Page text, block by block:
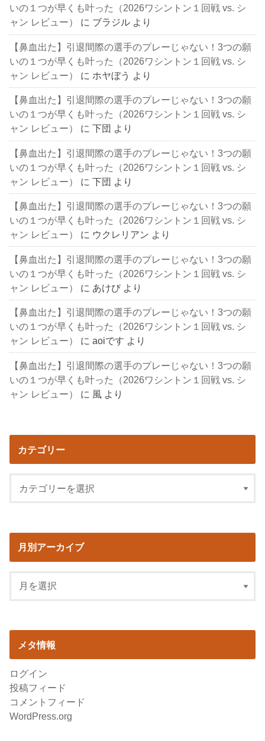
いの１つが早くも叶った（2026ワシントン１回戦 vs. シ
ャン レビュー）
に ブラジル より
【鼻血出た】引退間際の選手のプレーじゃない！3つの願
いの１つが早くも叶った（2026ワシントン１回戦 vs. シ
ャン レビュー）
に ホヤぼう より
【鼻血出た】引退間際の選手のプレーじゃない！3つの願
いの１つが早くも叶った（2026ワシントン１回戦 vs. シ
ャン レビュー）
に下団 より
【鼻血出た】引退間際の選手のプレーじゃない！3つの願
いの１つが早くも叶った（2026ワシントン１回戦 vs. シ
ャン レビュー）
に下団 より
【鼻血出た】引退間際の選手のプレーじゃない！3つの願
いの１つが早くも叶った（2026ワシントン１回戦 vs. シ
ャン レビュー）
に ウクレリアン より
【鼻血出た】引退間際の選手のプレーじゃない！3つの願
いの１つが早くも叶った（2026ワシントン１回戦 vs. シ
ャン レビュー）
に あけび より
【鼻血出た】引退間際の選手のプレーじゃない！3つの願
いの１つが早くも叶った（2026ワシントン１回戦 vs. シ
ャン レビュー）
にaoiです より
【鼻血出た】引退間際の選手のプレーじゃない！3つの願
いの１つが早くも叶った（2026ワシントン１回戦 vs. シ
ャン レビュー）
に 風 より
カテゴリー
月別アーカイブ
メタ情報
ログイン
投稿フィード
コメントフィード
WordPress.org